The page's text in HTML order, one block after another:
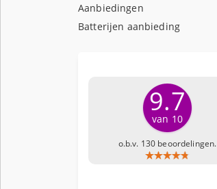
Aanbiedingen
Batterijen aanbieding
9.7
van 10
o.b.v. 130 beoordelingen.